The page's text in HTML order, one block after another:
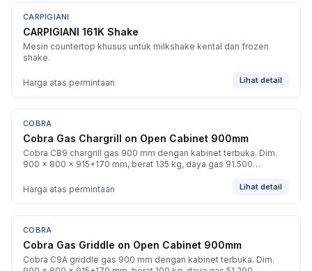
BARU
CARPIGIANI
CARPIGIANI 161K Shake
Mesin countertop khusus untuk milkshake kental dan frozen
shake.
Harga atas permintaan Lihat detail
BARU
COBRA
Cobra Gas Chargrill on Open Cabinet 900mm
Cobra CB9 chargrill gas 900 mm dengan kabinet terbuka. Dim.
900 x 800 x 915+170 mm, berat 135 kg, daya gas 91.500
Harga atas permintaan
Lihat detail
BARU
COBRA
Cobra Gas Griddle on Open Cabinet 900mm
Cobra C9A griddle gas 900 mm dengan kabinet terbuka. Dim.